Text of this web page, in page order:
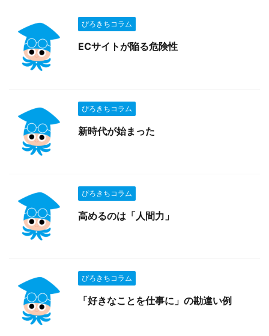
ぴろきちコラム
ECサイトが陥る危険性
ぴろきちコラム
新時代が始まった
ぴろきちコラム
高めるのは「人間力」
ぴろきちコラム
「好きなことを仕事に」の勘違い例